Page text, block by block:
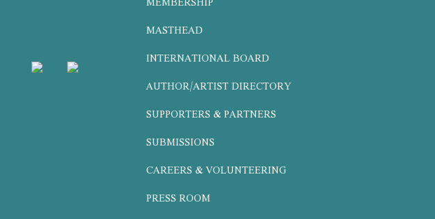
MASTHEAD
INTERNATIONAL BOARD
AUTHOR/ARTIST DIRECTORY
SUPPORTERS & PARTNERS
SUBMISSIONS
CAREERS & VOLUNTEERING
PRESS ROOM